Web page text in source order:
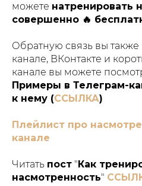
можете натренировать
совершенно 🔥
Обратную связь вы также
канале, ВКонтакте и
канале вы можете
Примеры в Телеграм-
к нему (ССЫЛКА)
Плейлист про
канале
Читать пост "Как
насмотренность"